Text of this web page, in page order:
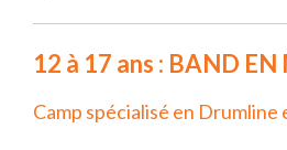
12 à 17 ans : BAND EN
Camp spécialisé en Drumline